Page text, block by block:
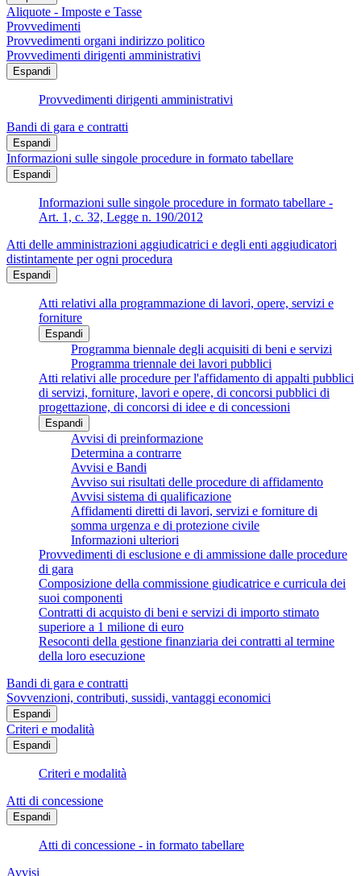
Aliquote - Imposte e Tasse
Provvedimenti
Provvedimenti organi indirizzo politico
Provvedimenti dirigenti amministrativi
Espandi
Provvedimenti dirigenti amministrativi
Bandi di gara e contratti
Espandi
Informazioni sulle singole procedure in formato tabellare
Espandi
Informazioni sulle singole procedure in formato tabellare -
Art. 1, c. 32, Legge n. 190/2012
Atti delle amministrazioni aggiudicatrici e degli enti aggiudicatori
distintamente per ogni procedura
Espandi
Atti relativi alla programmazione di lavori, opere, servizi e
forniture
Espandi
Programma biennale degli acquisiti di beni e servizi
Programma triennale dei lavori pubblici
Atti relativi alle procedure per l'affidamento di appalti pubblici
di servizi, forniture, lavori e opere, di concorsi pubblici di
progettazione, di concorsi di idee e di concessioni
Espandi
Avvisi di preinformazione
Determina a contrarre
Avvisi e Bandi
Avviso sui risultati delle procedure di affidamento
Avvisi sistema di qualificazione
Affidamenti diretti di lavori, servizi e forniture di
somma urgenza e di protezione civile
Informazioni ulteriori
Provvedimenti di esclusione e di ammissione dalle procedure
di gara
Composizione della commissione giudicatrice e curricula dei
suoi componenti
Contratti di acquisto di beni e servizi di importo stimato
superiore a 1 milione di euro
Resoconti della gestione finanziaria dei contratti al termine
della loro esecuzione
Bandi di gara e contratti
Sovvenzioni, contributi, sussidi, vantaggi economici
Espandi
Criteri e modalità
Espandi
Criteri e modalità
Atti di concessione
Espandi
Atti di concessione - in formato tabellare
Avvisi